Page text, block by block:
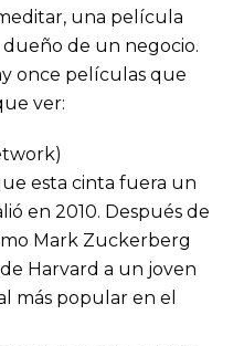
una película
de un negocio.
once películas que
ver:
esta cinta fuera un
en 2010. Después de
Mark Zuckerberg
Harvard a un joven
más popular en el